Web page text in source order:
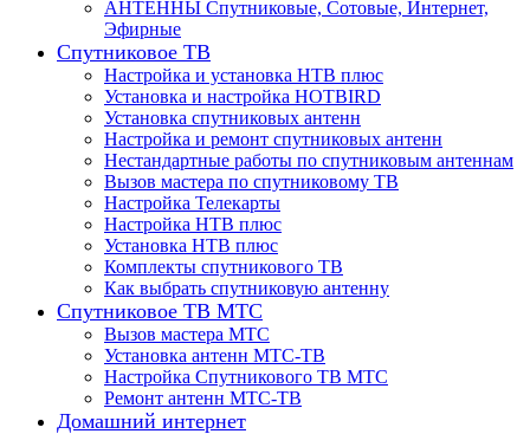
АНТЕННЫ Спутниковые, Сотовые, Интернет,
Эфирные
Спутниковое ТВ
Настройка и установка НТВ плюс
Установка и настройка HOTBIRD
Установка спутниковых антенн
Настройка и ремонт спутниковых антенн
Нестандартные работы по спутниковым антеннам
Вызов мастера по спутниковому ТВ
Настройка Телекарты
Настройка НТВ плюс
Установка НТВ плюс
Комплекты спутникового ТВ
Как выбрать спутниковую антенну
Спутниковое ТВ МТС
Вызов мастера МТС
Установка антенн МТС-ТВ
Настройка Спутникового ТВ МТС
Ремонт антенн МТС-ТВ
Домашний интернет